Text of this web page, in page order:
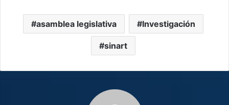
asamblea legislativa Investigación
sinart